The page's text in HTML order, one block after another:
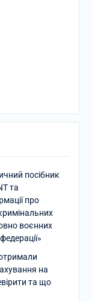
посібник
та
про
воєнних
на
та що